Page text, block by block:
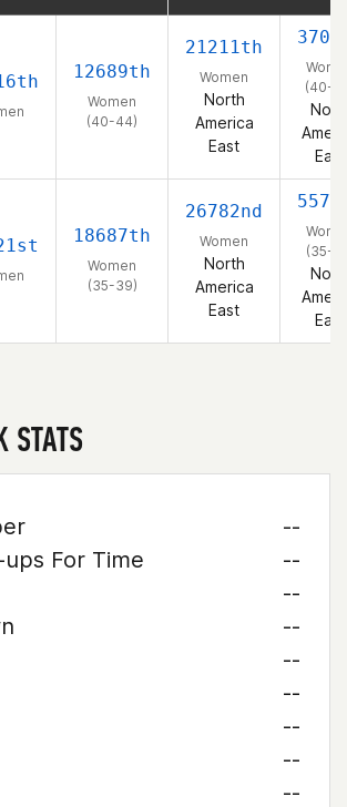
12689th
Women
(40-44)
21211th
Women
North
America
East
(40-
East
18687th
Women
(35-39)
26782nd
Women
North
America
East
(35-
East
STATS
--
For Time
--
--
--
--
--
--
--
--